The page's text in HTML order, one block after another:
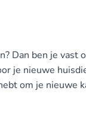
Dan ben je vast
je nieuwe
om je nieuwe